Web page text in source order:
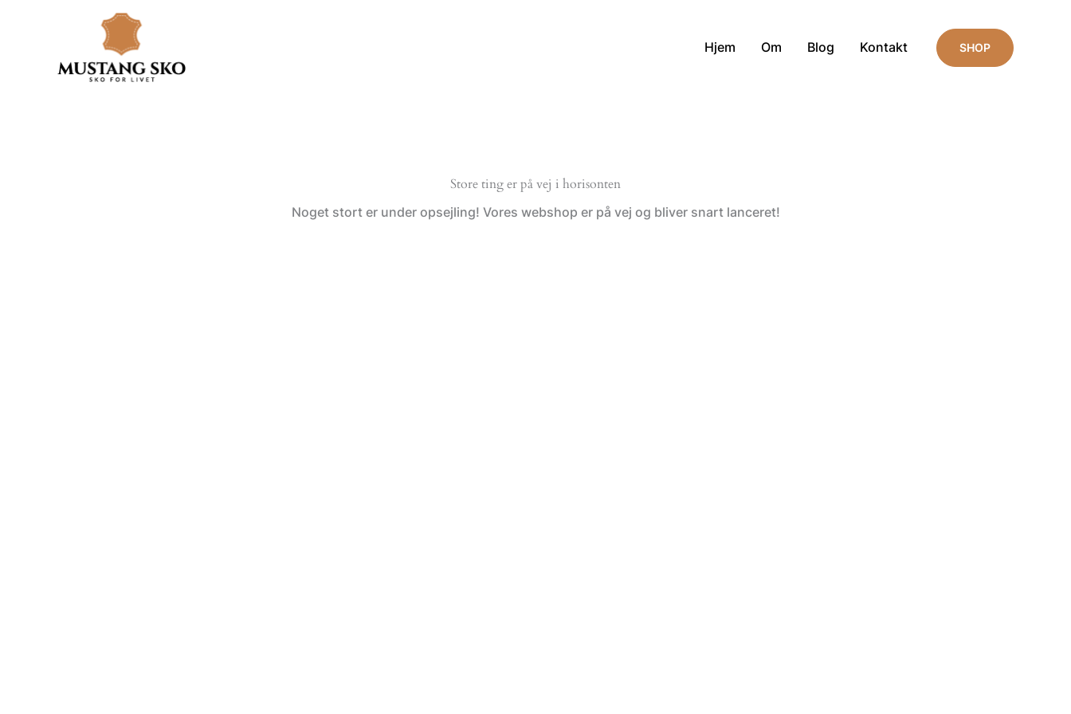
Hjem Om Blog Kontakt SHOP
Store ting er på vej i horisonten
Noget stort er under opsejling! Vores webshop er på vej og bliver snart lanceret!